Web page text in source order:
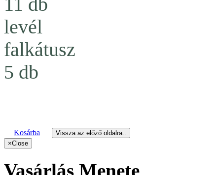
11 db
levél
falkátusz
5 db
Kosárba
Vissza az előző oldalra..
×Close
Vasárlás Menete